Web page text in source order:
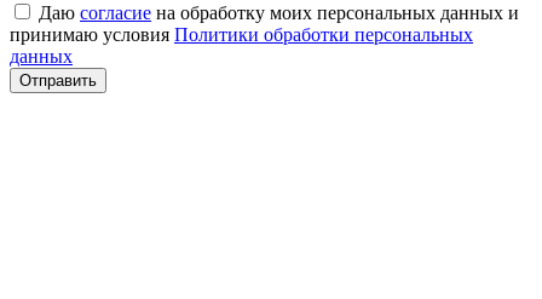
Даю согласие на обработку моих персональных данных и
принимаю условия Политики обработки персональных
данных
Отправить